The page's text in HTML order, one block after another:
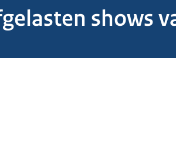
shows